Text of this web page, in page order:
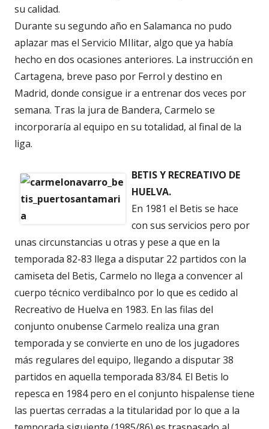
su calidad.
Durante su segundo año en Salamanca no pudo
aplazar mas el Servicio MIlitar, algo que ya había
hecho en dos ocasiones anteriores. La instrucción en
Cartagena, breve paso por Ferrol y destino en
Madrid, donde consigue ir a entrenar dos veces por
semana. Tras la jura de Bandera, Carmelo se
incorporaría al equipo en su totalidad, al final de la
liga.
BETIS Y RECREATIVO DE
HUELVA.
En 1981 el Betis se hace
con sus servicios pero por
unas circunstancias u otras y pese a que en la
temporada 82-83 llega a disputar 22 partidos con la
camiseta del Betis, Carmelo no llega a convencer al
cuerpo técnico verdibalnco por lo que es cedido al
Recreativo de Huelva en 1983. En las filas del
conjunto onubense Carmelo realiza una gran
temporada y se convierte en uno de los jugadores
más regulares del equipo, llegando a disputar 38
partidos en aquella temporada 83/84. El Betis lo
repesca en 1984 pero en el conjunto hispalense tiene
las puertas cerradas a la titularidad por lo que a la